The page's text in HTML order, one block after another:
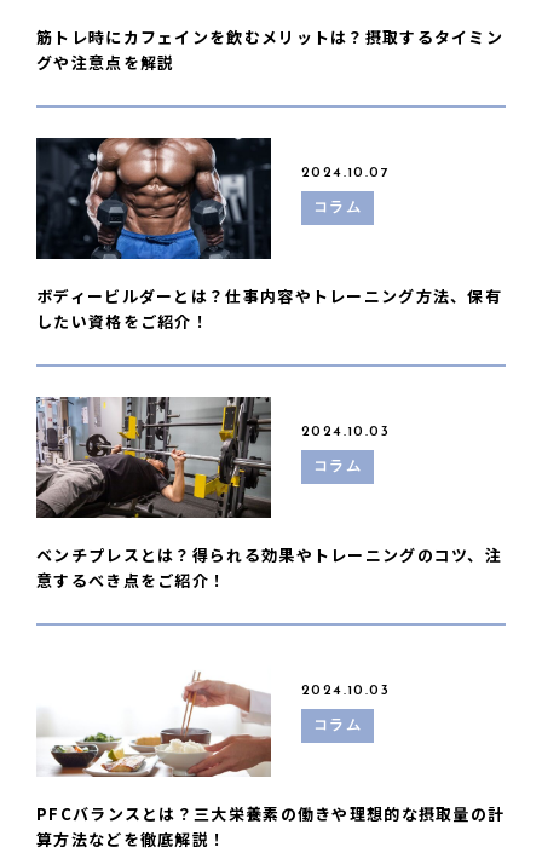
筋トレ時にカフェインを飲むメリットは？摂取するタイミン
グや注意点を解説
2024.10.07
コラム
ボディービルダーとは？仕事内容やトレーニング方法、保有
したい資格をご紹介！
2024.10.03
コラム
ベンチプレスとは？得られる効果やトレーニングのコツ、注
意するべき点をご紹介！
2024.10.03
コラム
PFCバランスとは？三大栄養素の働きや理想的な摂取量の計
算方法などを徹底解説！